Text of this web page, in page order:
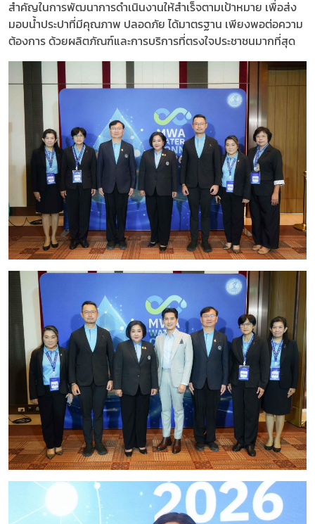
สำคัญในการพัฒนาการดำเนินงานให้สำเร็จตามเป้าหมาย เพื่อส่ง
มอบน้ำประปาที่มีคุณภาพ ปลอดภัย ได้มาตรฐาน เพียงพอต่อความ
ต้องการ ด้วยผลิตภัณฑ์และการบริการที่ตรงใจประชาชนมากที่สุด